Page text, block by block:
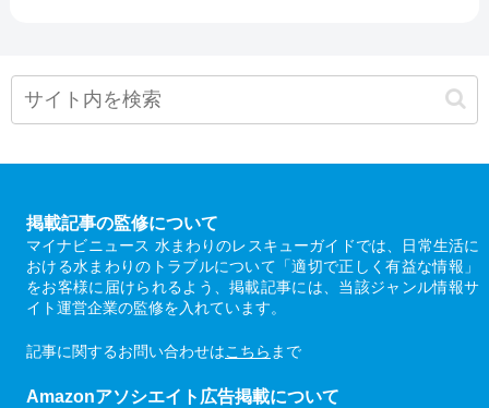
掲載記事の監修について
マイナビニュース 水まわりのレスキューガイドでは、日常生活に
おける水まわりのトラブルについて「適切で正しく有益な情報」
をお客様に届けられるよう、掲載記事には、当該ジャンル情報サ
イト運営企業の監修を入れています。
記事に関するお問い合わせはこちら まで
Amazonアソシエイト広告掲載について